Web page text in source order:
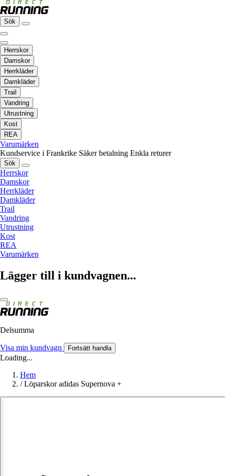
Sök
Herrskor
Damskor
Herrkläder
Damkläder
Trail
Vandring
Utrustning
Kost
REA
Varumärken
Kundservice i Frankrike Säker betalning Enkla returer
Sök
Herrskor
Damskor
Herrkläder
Damkläder
Trail
Vandring
Utrustning
Kost
REA
Varumärken
Lägger till i kundvagnen...
Delsumma
Visa min kundvagn Fortsätt handla
Loading...
Hem
/ Löparskor adidas Supernova +